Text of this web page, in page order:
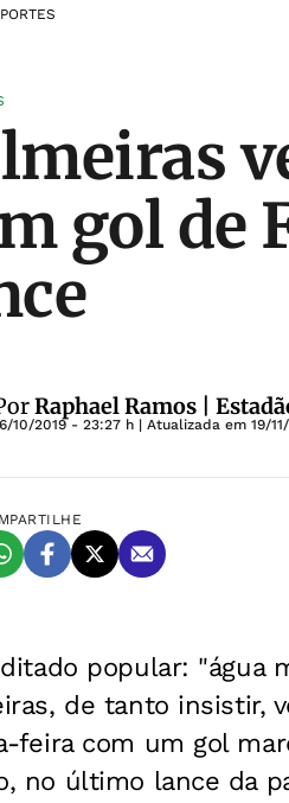
gol de
Raphael Ramos |
10/2019 - 23:27 h | Atualizada em 19/
popular: "água
de tanto insistir,
feira com um gol
no último lance da